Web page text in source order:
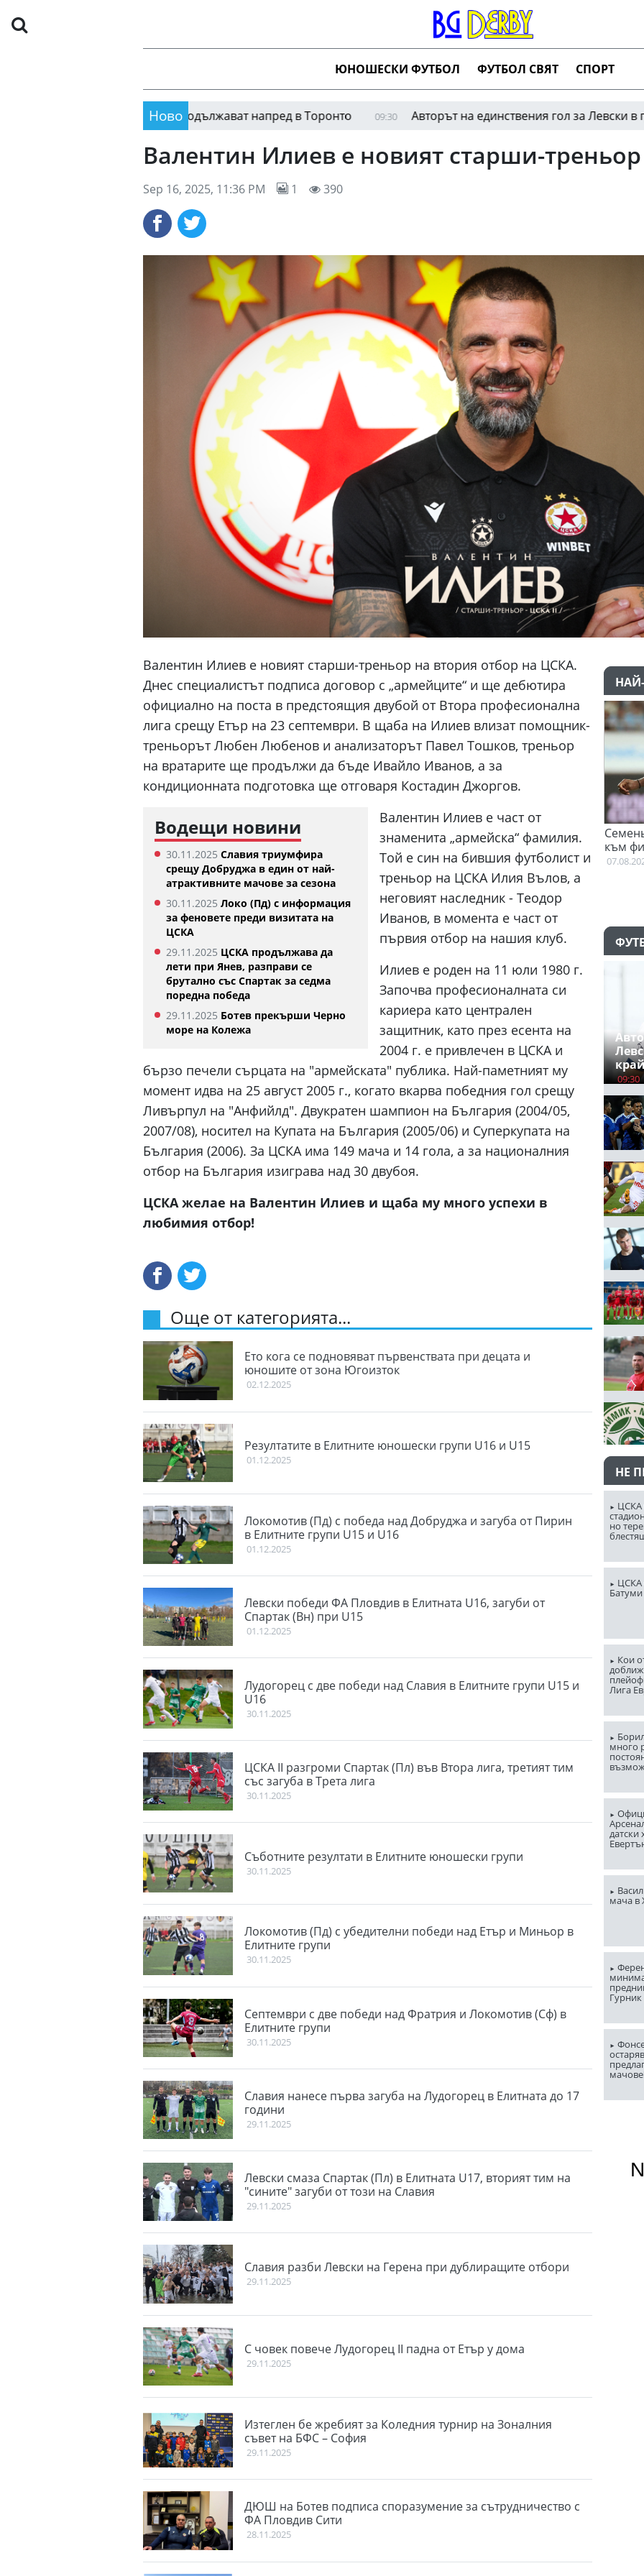
ЮНОШЕСКИ ФУТБОЛ ФУТБОЛ СВЯТ СПОРТ
Ново 09:57 Българинът Валери Владимиров титуляр за Милан срещу Челси днес
Валентин Илиев е новият старши-
Sep 16, 2025, 11:36 PM 1 390
Валентин Илиев е новият старши-треньор на втория отбор на ЦСКА.
Днес специалистът подписа договор с „армейците“ и ще дебютира
официално на поста в предстоящия двубой от Втора професионална
лига срещу Етър на 23 септември. В щаба на Илиев влизат помощник-
треньорът Любен Любенов и анализаторът Павел Тошков, треньор
на вратарите ще продължи да бъде Ивайло Иванов, а за
кондиционната подготовка ще отговаря Костадин Джоргов.
Водещи новини
30.11.2025 Славия триумфира
срещу Добруджа в един от най-
атрактивните мачове за сезона
30.11.2025 Локо (Пд) с информация
за феновете преди визитата на
ЦСКА
29.11.2025 ЦСКА продължава да
лети при Янев, разправи се
брутално със Спартак за седма
поредна победа
29.11.2025 Ботев прекърши Черно
море на Колежа
Валентин Илиев е част от
знаменита „армейска“ фамилия.
Той е син на бившия футболист и
треньор на ЦСКА Илия Вълов, а
неговият наследник - Теодор
Иванов, в момента е част от
първия отбор на нашия клуб.
Илиев е роден на 11 юли 1980 г.
Започва професионалната си
кариера като централен
защитник, като през есента на
2004 г. е привлечен в ЦСКА и
бързо печели сърцата на "армейската" публика. Най-паметният му
момент идва на 25 август 2005 г., когато вкарва победния гол срещу
Ливърпул на "Анфийлд". Двукратен шампион на България (2004/05,
2007/08), носител на Купата на България (2005/06) и Суперкупата на
България (2006). За ЦСКА има 149 мача и 14 гола, а за националния
отбор на България изиграва над 30 двубоя.
ЦСКА желае на Валентин Илиев и щаба му много успехи в
любимия отбор!
Още от категорията...
Ето кога се подновяват първенствата при децата и
юношите от зона Югоизток
02.12.2025
Резултатите в Елитните юношески групи U16 и U15
01.12.2025
Локомотив (Пд) с победа над Добруджа и загуба от Пирин
в Елитните групи U15 и U16
01.12.2025
Левски победи ФА Пловдив в Елитната U16, загуби от
Спартак (Вн) при U15
01.12.2025
Лудогорец с две победи над Славия в Елитните групи U15 и
U16
30.11.2025
ЦСКА II разгроми Спартак (Пл) във Втора лига, третият тим
със загуба в Трета лига
30.11.2025
Съботните резултати в Елитните юношески групи
30.11.2025
Локомотив (Пд) с убедителни победи над Етър и Миньор в
Елитните групи
30.11.2025
Септември с две победи над Фратрия и Локомотив (Сф) в
Елитните групи
30.11.2025
Славия нанесе първа загуба на Лудогорец в Елитната до 17
години
29.11.2025
Левски смаза Спартак (Пл) в Елитната U17, вторият тим на
"сините" загуби от този на Славия
29.11.2025
Славия разби Левски на Герена при дублиращите отбори
29.11.2025
С човек повече Лудогорец II падна от Етър у дома
29.11.2025
Изтеглен бе жребият за Коледния турнир на Зоналния
съвет на БФС – София
29.11.2025
ДЮШ на Ботев подписа споразумение за сътрудничество с
ФА Пловдив Сити
28.11.2025
няма намерение да напуска
Синер вече тренира
Семеньо: Трябва да се адаптираме
към философията на Мареска
07.08.2026
09:30
НЕ
ЦСКА
но
ЦСКА
Батуми
Кои
Лига
много
датски
мача в
Гурник